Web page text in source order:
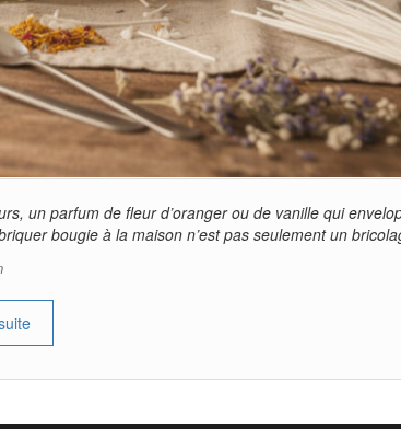
un parfum de fleur d’oranger ou de vanille qui
bougie à la maison n’est pas seulement un